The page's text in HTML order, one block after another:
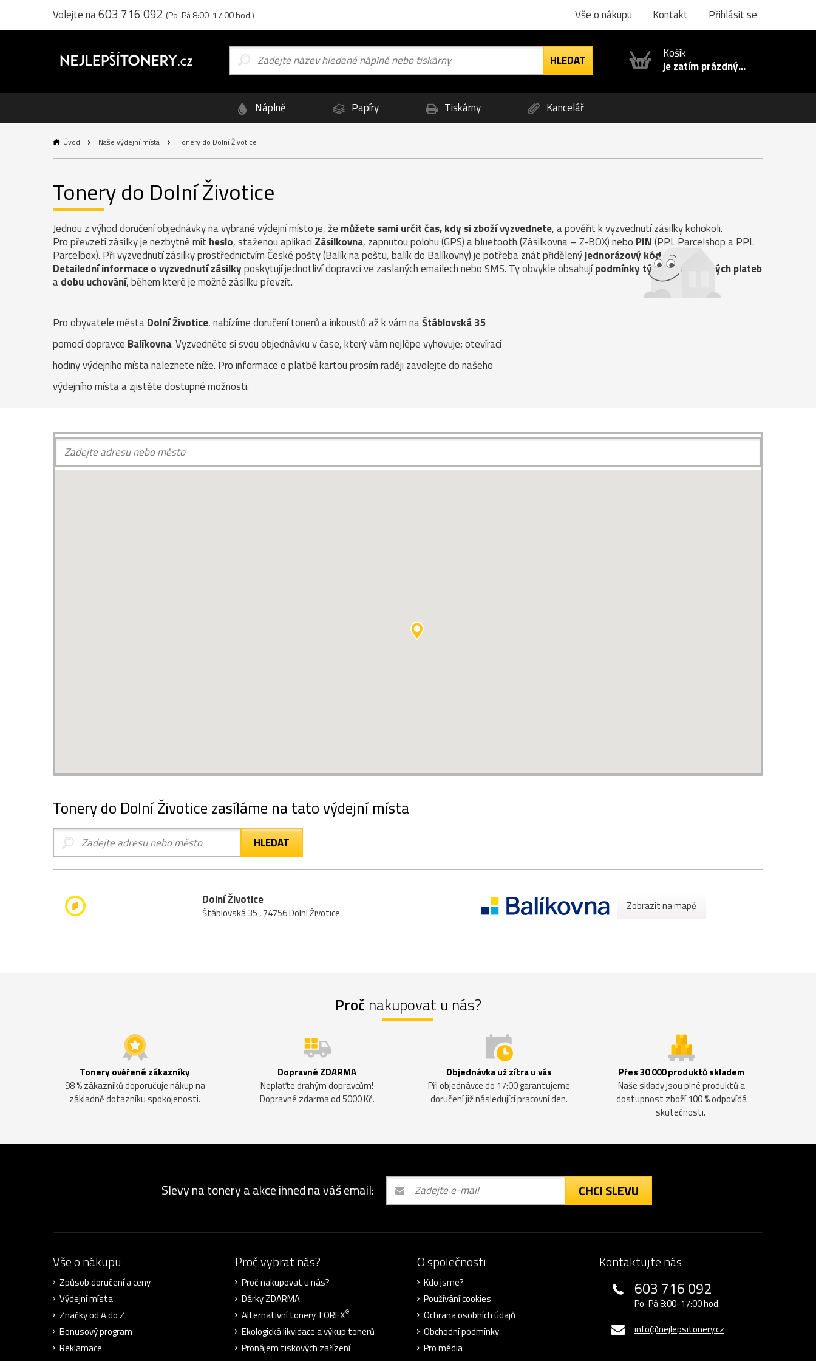
Volejte na603 716 092 (Po-Pá 8:00-17:00 hod.) Vše o nákupu Kontakt Přihlásit se
Košík
je zatím prázdný...
Náplně Papíry Tiskárny Kancelář
Úvod Naše výdejní místa Tonery do Dolní Životice
Tonery do Dolní Životice
Jednou z výhod doručení objednávky na vybrané výdejní místo je, že můžete sami určit čas, kdy si zboží vyzvednete, a pověřit k vyzvednutí zásilky kohokoli.
Pro převzetí zásilky je nezbytné mít heslo, staženou aplikaci Zásilkovna, zapnutou polohu (GPS) a bluetooth (Zásilkovna – Z-BOX) nebo PIN(PPL Parcelshop a PPL
Parcelbox). Při vyzvednutí zásilky prostřednictvím České pošty (Balík na poštu, balík do Balíkovny) je potřeba znát přidělenýjednorázový kód
Detailední informace o vyzvednutí zásilkyposkytují jednotliví dopravci ve zaslaných emailech nebo SMS. Ty obvykle obsahujípodmínky týkající se možných plateb
adobu uchování, během které je možné zásilku převzít.
Pro obyvatele městaDolní Životice, nabízíme doručení tonerů a inkoustů až k vám naŠtáblovská 35
pomocí dopravce Balíkovna. Vyzvedněte si svou objednávku v čase, který vám nejlépe vyhovuje; otevírací
hodiny výdejního místa naleznete níže. Pro informace o platbě kartou prosím raději zavolejte do našeho
výdejního místa a zjistěte dostupné možnosti.
Tonery do Dolní Životice zasíláme na tato výdejní místa
Dolní Životice
Štáblovská 35 , 74756 Dolní Životice Zobrazit na mapě
Proč nakupovat u nás?
Tonery ověřené zákazníky
98 % zákazníků doporučuje nákup na
základně dotazníku spokojenosti.
Dopravné ZDARMA
Neplaťte drahým dopravcům!
Dopravné zdarma od 5000 Kč.
Objednávka už zítra u vás
Při objednávce do 17:00 garantujeme
doručení již následující pracovní den.
Přes 30 000 produktů skladem
Naše sklady jsou plné produktů a
dostupnost zboží 100 % odpovídá
skutečnosti.
Slevy na tonery a akce ihned na váš email: CHCI SLEVU
Vše o nákupu
Způsob doručení a ceny
Výdejní místa
Značky od A do Z
Bonusový program
Reklamace
Proč vybrat nás?
Proč nakupovat u nás?
Dárky ZDARMA
Alternativní tonery TOREX®
Ekologická likvidace a výkup tonerů
Pronájem tiskových zařízení
O společnosti
Kdo jsme?
Používání cookies
Ochrana osobních údajů
Obchodní podmínky
Pro média
Kontaktujte nás
603 716 092
Po-Pá 8:00-17:00 hod.
info@nejlepsitonery.cz